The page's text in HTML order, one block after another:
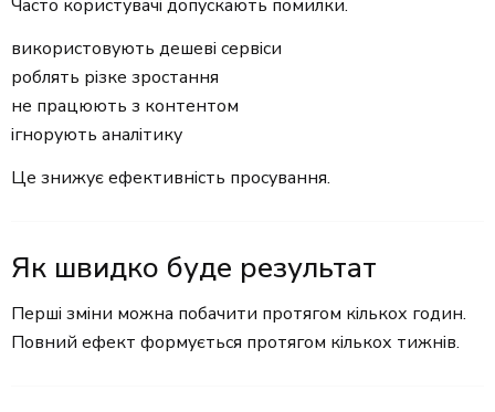
Часто користувачі допускають помилки.
використовують дешеві сервіси
роблять різке зростання
не працюють з контентом
ігнорують аналітику
Це знижує ефективність просування.
Як швидко буде результат
Перші зміни можна побачити протягом кількох годин.
Повний ефект формується протягом кількох тижнів.